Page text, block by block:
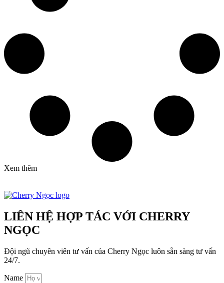
Xem thêm
LIÊN HỆ HỢP TÁC VỚI CHERRY
NGỌC
Đội ngũ chuyên viên tư vấn của Cherry Ngọc luôn sẵn sàng tư vấn
24/7.
Name